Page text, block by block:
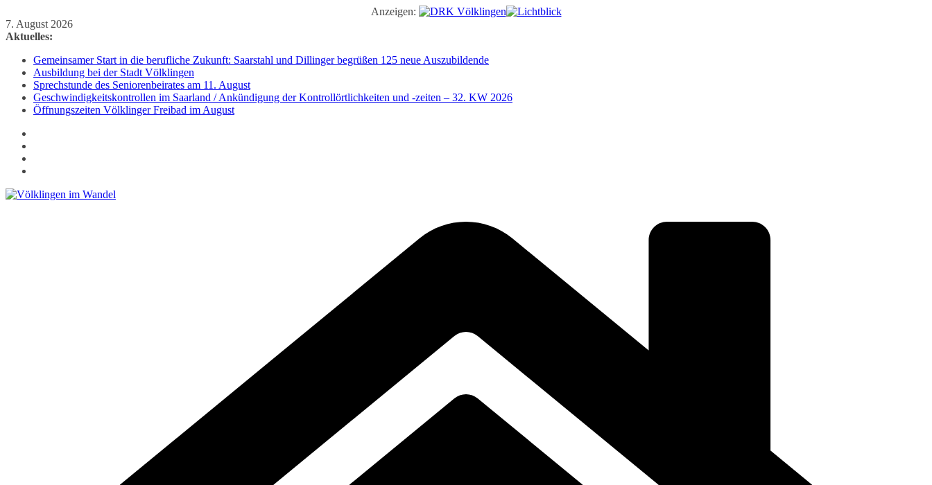
Anzeigen:
Zum
Inhalt
7. August 2026
Aktuelles:
Gemeinsamer Start in die berufliche Zukunft: Saarstahl und Dillinger begrüßen 125 neue Auszubildende
Ausbildung bei der Stadt Völklingen
Sprechstunde des Seniorenbeirates am 11. August
Geschwindigkeitskontrollen im Saarland / Ankündigung der Kontrollörtlichkeiten und -zeiten – 32. KW 2026
Öffnungszeiten Völklinger Freibad im August